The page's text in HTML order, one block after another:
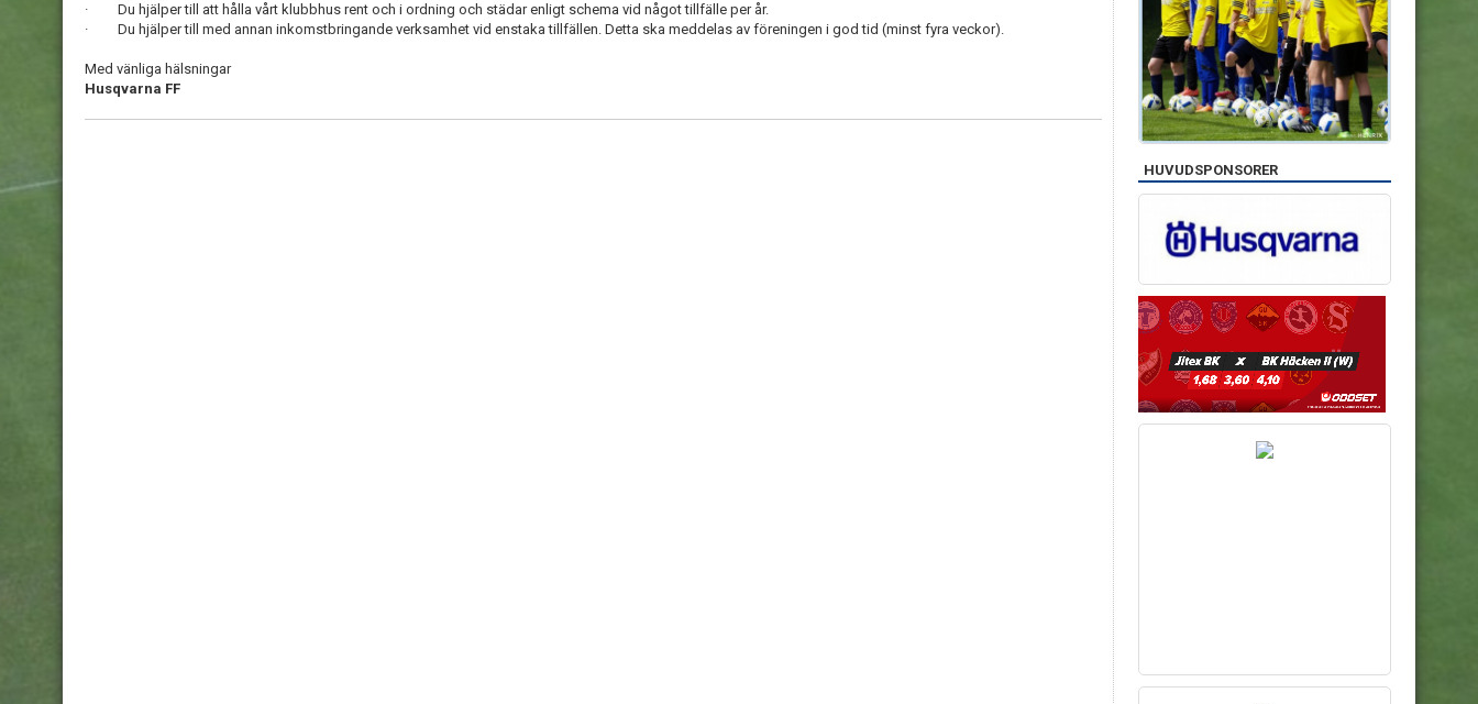
· Du hjälper till att hålla vårt klubbhus rent och i ordning och städar enligt schema vid något tillfälle per år.
· Du hjälper till med annan inkomstbringande verksamhet vid enstaka tillfällen. Detta ska meddelas av föreningen i god tid (minst fyra veckor).
Med vänliga hälsningar
Husqvarna FF
HUVUDSPONSORER